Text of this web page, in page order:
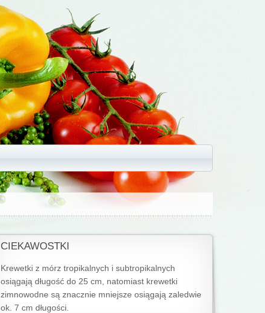
CIEKAWOSTKI
Krewetki z mórz tropikalnych i subtropikalnych
osiągają długość do 25 cm, natomiast krewetki
zimnowodne są znacznie mniejsze osiągają zaledwie
ok. 7 cm długości.